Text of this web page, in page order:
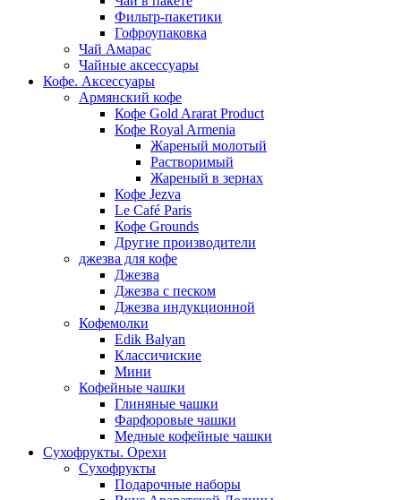
Фильтр-пакетики
Гофроупаковка
Чай Амарас
Чайные аксессуары
Кофе. Аксессуары
Армянский кофе
Кофе Gold Ararat Product
Кофе Royal Armenia
Жареный молотый
Растворимый
Жареный в зернах
Кофе Jezva
Le Café Paris
Кофе Grounds
Другие производители
джезва для кофе
Джезва
Джезва с песком
Джезва индукционной
Кофемолки
Edik Balyan
Классичиские
Мини
Кофейные чашки
Глиняные чашки
Фарфоровые чашки
Медные кофейные чашки
Сухофрукты. Орехи
Сухофрукты
Подарочные наборы